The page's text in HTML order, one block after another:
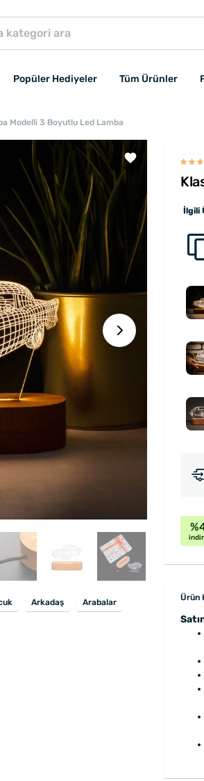
Popüler Hediyeler Tüm Ürünler
Modelli 3 Boyutlu Led Lamba
Arkadaş Arabalar
İlgili
Ürün